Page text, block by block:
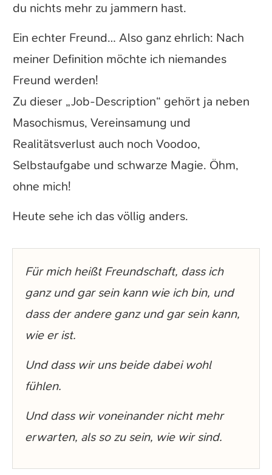
du nichts mehr zu jammern hast.
Ein echter Freund… Also ganz ehrlich: Nach
meiner Definition möchte ich niemandes
Freund werden!
Zu dieser „Job-Description“ gehört ja neben
Masochismus, Vereinsamung und
Realitätsverlust auch noch Voodoo,
Selbstaufgabe und schwarze Magie. Öhm,
ohne mich!
Heute sehe ich das völlig anders.
Für mich heißt Freundschaft, dass ich
ganz und gar sein kann wie ich bin, und
dass der andere ganz und gar sein kann,
wie er ist.
Und dass wir uns beide dabei wohl
fühlen.
Und dass wir voneinander nicht mehr
erwarten, als so zu sein, wie wir sind.